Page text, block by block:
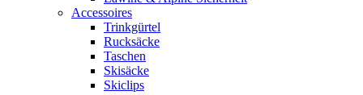
Accessoires
Trinkgürtel
Rucksäcke
Taschen
Skisäcke
Skiclips